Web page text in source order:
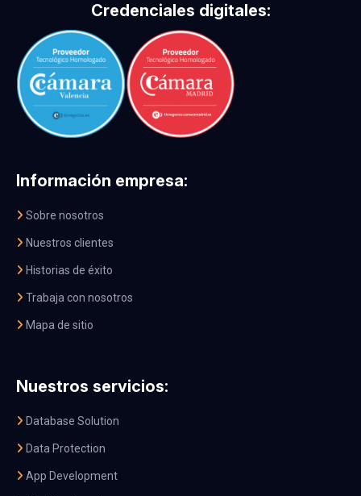
Credenciales digitales:
Información empresa:
Sobre nosotros
Nuestros clientes
Historias de éxito
Trabaja con nosotros
Mapa de sitio
Nuestros servicios:
Database Solution
Data Protection
App Development